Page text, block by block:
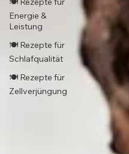
Energie &
Leistung
🍽️ Rezepte für
Schlafqualität
🍽️ Rezepte für
Zellverjüngung